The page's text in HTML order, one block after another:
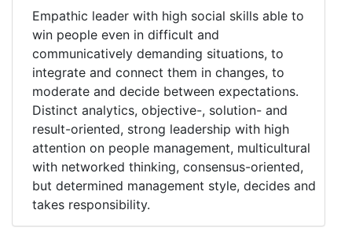
Empathic leader with high social skills able to
win people even in difficult and
communicatively demanding situations, to
integrate and connect them in changes, to
moderate and decide between expectations.
Distinct analytics, objective-, solution- and
result-oriented, strong leadership with high
attention on people management, multicultural
with networked thinking, consensus-oriented,
but determined management style, decides and
takes responsibility.